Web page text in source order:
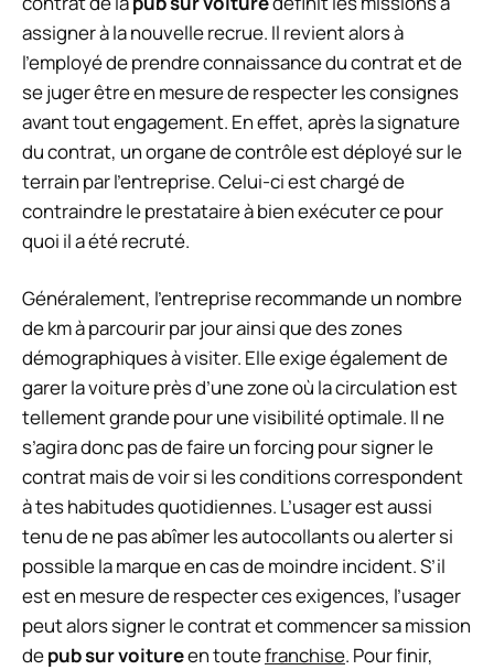
assigner à la nouvelle recrue. Il revient alors à
l’employé de prendre connaissance du contrat et de
se juger être en mesure de respecter les consignes
avant tout engagement. En effet, après la signature
du contrat, un organe de contrôle est déployé sur le
terrain par l’entreprise. Celui-ci est chargé de
contraindre le prestataire à bien exécuter ce pour
quoi il a été recruté.
Généralement, l’entreprise recommande un nombre
de km à parcourir par jour ainsi que des zones
démographiques à visiter. Elle exige également de
garer la voiture près d’une zone où la circulation est
tellement grande pour une visibilité optimale. Il ne
s’agira donc pas de faire un forcing pour signer le
contrat mais de voir si les conditions correspondent
à tes habitudes quotidiennes. L’usager est aussi
tenu de ne pas abîmer les autocollants ou alerter si
possible la marque en cas de moindre incident. S’il
est en mesure de respecter ces exigences, l’usager
peut alors signer le contrat et commencer sa mission
depub sur voitureen toutefranchise. Pour finir,